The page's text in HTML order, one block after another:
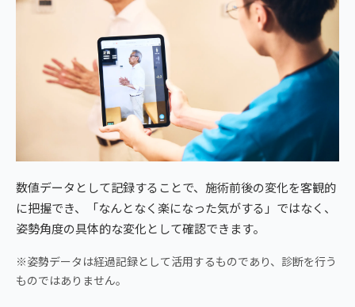
数値データとして記録することで、施術前後の変化を客観的
に把握でき、「なんとなく楽になった気がする」ではなく、
姿勢角度の具体的な変化として確認できます。
※姿勢データは経過記録として活用するものであり、診断を行う
ものではありません。